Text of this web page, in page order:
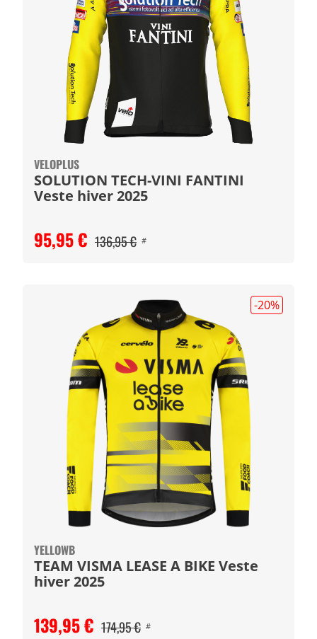
VELOPLUS
SOLUTION TECH-VINI FANTINI
Veste hiver 2025
95,95 € 136,95 € #
-20%
YELLOWB
TEAM VISMA LEASE A BIKE Veste
hiver 2025
139,95 € 174,95 € #